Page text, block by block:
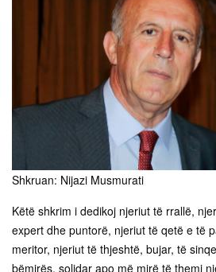
Shkruan: Nijazi Musmurati
Këtë shkrim i dedikoj njeriut të rrallë, njeriut largpamës, njeriut expert dhe puntorë, njeriut të qetë e të pafjalë, njeriut modest dhe meritor, njeriut të thjeshtë, bujar, të sinqert dhe të zgjuar, njeriut bëmirës, solidar apo më mirë të themi njeriut të sakrificës dhe përkushtimit në shërbim dhe ndihmë njerëzve në nevojë dhe të vuajtur kombtarisht. Me punën, mundin, interesimin, guximin dhe vullnetin e tij të përhershëm u kishte dalë në ndihmë njerëzvet në ditët më të vështira. Pra, siç thot populli njeriu i mirë në ditë të vështira. I tillë ishte Selamiu. Njeriun si Selamiu ky shkrim është shumë i pakët dhe i mangët. Meriton shkrime të përhershme. Jetë e mote i jemi mirënjohës veprave të shumta të formave të ndryshme në dhënjen e ndihmës së gjithanshme të burgosurve politik dhe një pjese të familjeve të tyre, përkrahjen dhe arsyetimin e qëllimit të demonstratave të vitit 1981, ndihmën dhe përkrahjen e palëkundër dhe të arsyeshme të luftës së ndodhur të UÇK-ës etj. Me Selami Latifin na lidhin shumë gjëra. Fjala e popullit thot: mikun e zgjedh nevoja, kurse shokun zemra. Por, të keshë mikun përveq mik edhe shok është më shumë se madhështore. Pra, Selamiun përveq që ishim miqë, ishim mëtepër se shokë. Selamiun e kishim dhëndërr, por e kishim shumë më shumë se dhëndërr. Selami Latifi lindi në Janar të vitit 1956 në Përlepnicë të Gjilanit. Shkollën fillore e kreu në vendlindje. U regjistrua në gjimnazin e Gjilanit, por me të dëgjuar për hapjen e gjimnazit matematikor në Prishtinë, i përvishet punës për të konkuruar dhe me sukses të plotë arrinë të jap provimin pranues. Atë kohë për t’u regjistruar në këtë shkollë, interesimi ishte jashtzakonisht i madhë nga të gjitha trevat shqiptare. Të katër vitet e këtij Gjimnazi të posahapur në atë kohë i përfundoi me sukses të shkëlqyer dhe sjellje shembullore. E kërkonin të punonte në shumë shkolla, por Selamiu vendosi të shkonte edhe mëtutje. Pas kryerjes së Gjimnazit Matematikor, regjistrohet në Fakultetin Teknik të Universitetit të Prishtinës. Me punë të përhershme, vullnet dhe përkushtim të plotë që të ketë një diplomë universiteti ia arriti qëllimit që i kishte parashtruar vetit duke e përfunduer në një afat rekord me notë të lartë mesatare. Hyri në mesin e ingjinierëve të parë të diplomuar të elektroteknikës që premtonte shumë për të ardhmën. Atë kohë ky kuadër universitar ishte më se i kërkuar, por Selamiu vendosi të inkuadrohet në komunën e vet për të dhënë kontributin e tij sadopak si ingjinier i parë i diplomuar dhe ashtu ndodhi. Në fillim u inkuadrua në Shkollën Teknike të Gjilanit e më pastaj për të kaluar në Telekom të Gjilanit sëbashku me bashkëshortën ku dhanë kontributin e tyre të çmuar. Kuadrot shqiptare të asaj kohe u shikonin jo mirë nga regjimi i atëhershëm i pushtetit. Çdo kuadër i shkolluar shqiptar për regjimin e atëhershëm u kosideronte dhe u shikonte me skepticizëm – si halë në sy. Shqiptarët e pashkolluar ishin më të afërt dhe më të pëlqyer. Gjatë punës në Telekomin e Gjilanit, Selamiu sëbashku me bashkëshortën si ingjinierë të parë nuk u pritën aspak mirë nga pushtetarët. Patën telashe dhe sfida të shumta. Pas demonstratave të vitit 1981 kuadrot shqiptare filluan t’i shohin me sy kritik dhe të rrezikshme, duke filluar të bëjnë dalngadalë diferencimin dhe izolimin e tyre nga procesi i punëve që kryenin. Në Telekomin e Gjilanit punoi deri atëher kur shqiptarët filluan t’i largojnë më te madhe nga puna. Me të larguar nga puna Selamiu me disa shokë filloi të punoj në sektorin privat. Me të çliruar të vendit filloi punën përseri në telekom por tani nëTelekomin e Kosovës në Prishtinë. Derisa punonte në Gjilan pati peripeti të ndryshme. Pas shpërthimit dhe ndodhjes së demonstratave pranverore të vitit 1981 Selamiun sëbashku me bashkëshortën – Arifën fillojnë t’i izolojnë nga puna duke i vendosur në një kthinë përkatësisht zyrë të vogël duke mos patur kurfar kontakti me punën të cilën e kishin kryer me përgjegjësi. Është dashur të shkohet heret në mëngjes për tu mbyllë në atë zyrë që nuk i plotsonte fare kushtet e zyrës. Deri në përfundimin e orarit të punës duhej të qëndronin në atë zyrë. Këtë kohë Selamiu e shfrytëzoi me shumë kujdes për të lexuar libra të ndryshëm ngasa nuk e lejonin të kryente asfarë pune edhe pse kishin shumë nevojë. I konsideronin si të rrezikshëm dhe të papërshtatshëm për të punuar në vendin e tyre të punës. Ky qëndrim kësisoji ndodhi një kohë të gjatë duke i diferencuar dhe izoluar. Përveq si ingjinier, Selamiu u merrte me leximin e librave dhe revistave të ndryshme të kohës. Lexonte romane të shkrimtarëve shqiptarë dhe atyre të huaj. Shpeshherë e gjejmë me shkrime të ndryshme në gazeta dhe revista të botuara të asaj kohe. Kishte sens të te shkruarit në shtjellimin dhe trajtimin e temave të ndryshme të asaj kohe. Gjatë kohës së ndodhjes të vëllaut tim në burg, Selamiu u sjell dhe u gjind si është mësemiri. Vetëm njerëzit me integritet të kompletuar, njerëzit e paisur me edukatë dhe shkollim adekuat të arrirë me punë dhe djersën e vet, njerëzit intelektual si Selamiu e kuptonin peshën e rëndë të situatës që rëndonte mbi supet e popullit tonë pas vitit 1981. Nuk mund t’i përshkruaj të gjitha të mirat që i bënte Selamiu atë kohë të pa kohë për familjen time, por edhe për disa familje të ish të burgosurve politik të tyre. Ishte e vështirë dhe e rrezikshme t’i ndihmoje familjet e të burgosurve politik në atë kohë, por Selamiu gjithnjë gjente rrugë, forma dhe mundësi tjera për të iu dalë në ndihmë. Populli thotë kush don dhe deshiron gjithnjë gjenë mënyra, kush nuk do gjenë arësye. Pra, Selamiu gjithherë gjeti mënyra dhe forma të ndryshme në ofrimin e ndihmave të ndryshme të burgosurve politik dhe familjeve të tyre në gjëra ushqimore dhe para edhepse u rrezikonte shpeshherë. Ndihma u ofronte përmes njerëzve të ndryshëm, miqëvet dhe të afërmëve të tyre gjithnjë pa bë zë dhe rrahagjoks. Vetura e tij shërbeu jo vetëm si veturë familjare por gjithherë ishte në shërbim të bartjes së lloj lloj gjërave ushqimore e sidomos në gjetjen dhe bartjen e miellit dedikuar familjeve në nevojë të te burgosurve politik të vitit 1981 e më vonë. – Përveq në gjëra uhqimore, në rroba dhe ndihma tjera, Selamiu me migjën e tij të ndjerë HAZIR HAZIRI – LATIFI – puntor në Gjermani, njerëzit në nevojë të asaj kohe i kishin ndihmuar me para e sidomos disa familje te të burgosurve politik. Deri sot nuk kam parë askund ndonjë shënim apo shkrim për të